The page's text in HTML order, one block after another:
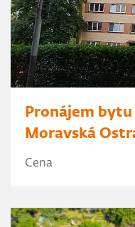
Pronájem bytu
Moravská
Cena